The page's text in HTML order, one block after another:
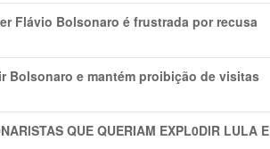
Flávio Bolsonaro é frustrada por recusa
Bolsonaro e mantém proibição de visitas
QUE QUERIAM EXPL0DlR LULA E